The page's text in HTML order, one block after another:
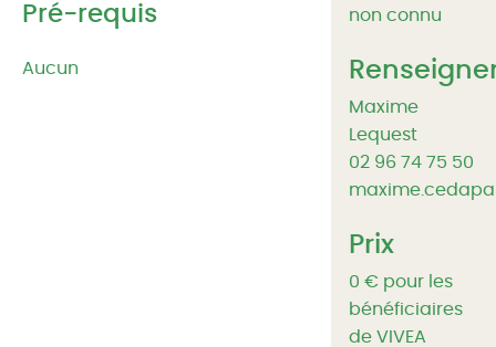
Pré-requis
Aucun
non connu
Maxime
Lequest
02 96 74 75 50
Prix
0 € pour les
bénéficiaires
de VIVEA